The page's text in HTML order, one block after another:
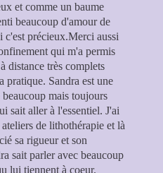
et comme un baume
beaucoup d'amour de
c'est précieux.Merci aussi
qui m'a permis
distance très complets
pratique. Sandra est une
mais toujours
sait aller à l'essentiel. J'ai
de lithothérapie et là
sa rigueur et son
sait parler avec beaucoup
lui tiennent à coeur.